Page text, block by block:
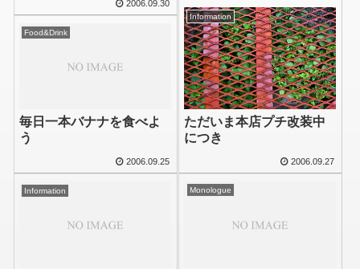
2006.09.30
Information
ただいま本店プチ改装中
につき
2006.09.27
Food&Drink
毎日一本バナナを食べよ
う
2006.09.25
Monologue
Information